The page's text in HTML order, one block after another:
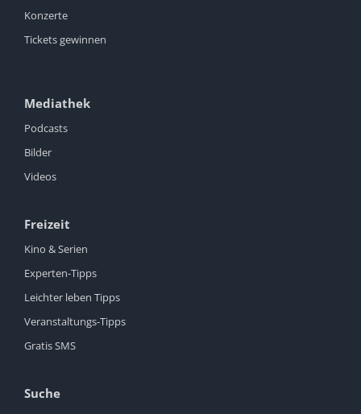
Konzerte
Tickets gewinnen
Mediathek
Podcasts
Bilder
Videos
Freizeit
Kino & Serien
Experten-Tipps
Leichter leben Tipps
Veranstaltungs-Tipps
Gratis SMS
Suche